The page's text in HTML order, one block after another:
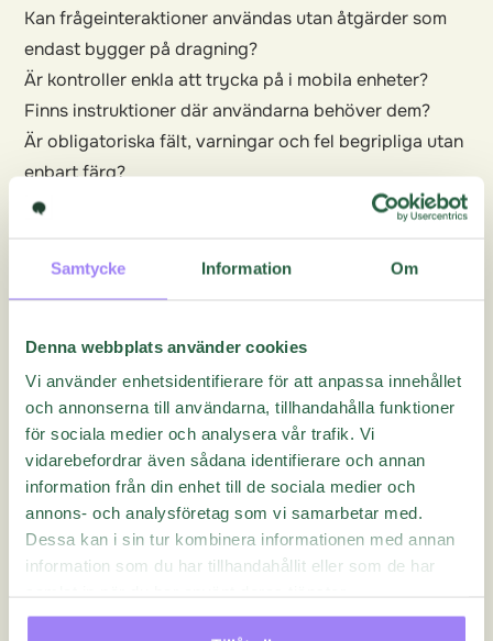
Samtycke Information Om
Denna webbplats använder cookies
Vi använder enhetsidentifierare för att anpassa innehållet
och annonserna till användarna, tillhandahålla funktioner
för sociala medier och analysera vår trafik. Vi
vidarebefordrar även sådana identifierare och annan
information från din enhet till de sociala medier och
annons- och analysföretag som vi samarbetar med.
Dessa kan i sin tur kombinera informationen med annan
information som du har tillhandahållit eller som de har
Kan frågeinteraktioner användas utan åtgärder som
endast bygger på dragning?
Är kontroller enkla att trycka på i mobila enheter?
Finns instruktioner där användarna behöver dem?
Är obligatoriska fält, varningar och fel begripliga utan
enbart färg?
Fungerar matrisfrågor fortfarande för
Fungerar hela flödet tillgängligt från första sidan till
inskickning?
Tillgänglighet i enkäter handlar inte bara om att möta
ett krav. Det handlar om att ta bort hinder som gör det
svårare för människor att delta.
Ju mer tillgänglig respondentupplevelsen är, desto
fler kan genomföra din enkät med trygghet.
Läs mer om Questbacks arbete i vårWCAG 2.2
accessibility statement